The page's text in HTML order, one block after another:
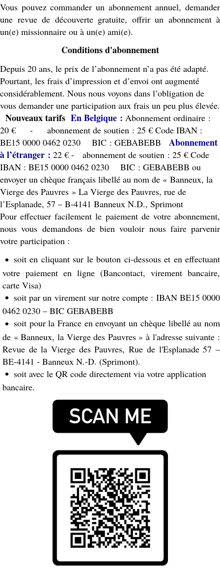
Vous pouvez commander un abonnement annuel, demander
une revue de découverte gratuite, offrir un abonnement à
un(e) missionnaire ou à un(e) ami(e).
Conditions d'abonnement
Depuis 20 ans, le prix de l’abonnement n’a pas été adapté.
Pourtant, les frais d’impression et d’envoi ont augmenté
considérablement. Nous nous voyons dans l’obligation de
vous demander une participation aux frais un peu plus élevée.
Nouveaux tarifs En Belgique : Abonnement ordinaire :
20 € - abonnement de soutien : 25 € Code IBAN :
BE15 0000 0462 0230 BIC : GEBABEBB Abonnement
à l’étranger : 22 € - abonnement de soutien : 25 € Code
IBAN : BE15 0000 0462 0230 BIC : GEBABEBB ou
envoyer un chèque français libellé au nom de « Banneux, la
Vierge des Pauvres » La Vierge des Pauvres, rue de
l’Esplanade, 57 – B-4141 Banneux N.D., Sprimont
Pour effectuer facilement le paiement de votre abonnement,
nous vous demandons de bien vouloir nous faire parvenir
votre participation :
soit en cliquant sur le bouton ci-dessous et en effectuant
votre paiement en ligne (Bancontact, virement bancaire,
carte Visa)
soit par un virement sur notre compte : IBAN BE15 0000
0462 0230 – BIC GEBABEBB
soit pour la France en envoyant un chèque libellé au nom
de « Banneux, la Vierge des Pauvres » à l'adresse suivante :
Revue de la Vierge des Pauvres, Rue de l'Esplanade 57 –
BE-4141 - Banneux N.-D. (Sprimont).
soit avec le QR code directement via votre application
bancaire.